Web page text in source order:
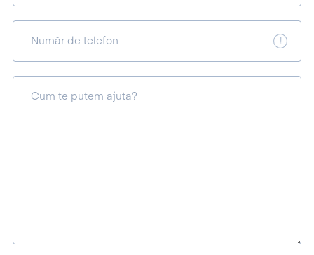
Număr de telefon
Cum te putem ajuta?